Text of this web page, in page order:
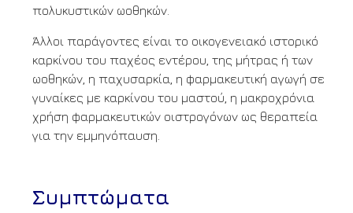
πολυκυστικών ωοθηκών.
Άλλοι παράγοντες είναι το οικογενειακό ιστορικό
καρκίνου του παχέος εντέρου, της μήτρας ή των
ωοθηκών, η παχυσαρκία, η φαρμακευτική αγωγή σε
γυναίκες με καρκίνου του μαστού, η μακροχρόνια
χρήση φαρμακευτικών οιστρογόνων ως θεραπεία
για την εμμηνόπαυση.
Συμπτώματα